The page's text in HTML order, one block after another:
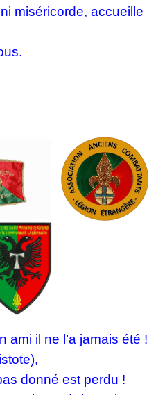
miséricorde, accueille
ami il ne l’a jamais été !
donné est perdu !